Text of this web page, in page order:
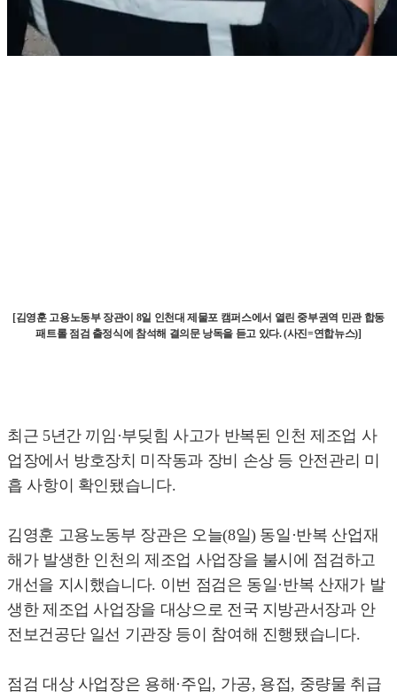
[김영훈 고용노동부 장관이 8일 인천대 제물포 캠퍼스에서 열린 중부권역 민관 합동
패트롤 점검 출정식에 참석해 결의문 낭독을 듣고 있다. (사진=연합뉴스)]
최근 5년간 끼임·부딪힘 사고가 반복된 인천 제조업 사
업장에서 방호장치 미작동과 장비 손상 등 안전관리 미
흡 사항이 확인됐습니다.
김영훈 고용노동부 장관은 오늘(8일) 동일·반복 산업재
해가 발생한 인천의 제조업 사업장을 불시에 점검하고
개선을 지시했습니다. 이번 점검은 동일·반복 산재가 발
생한 제조업 사업장을 대상으로 전국 지방관서장과 안
전보건공단 일선 기관장 등이 참여해 진행됐습니다.
점검 대상 사업장은 용해·주입, 가공, 용접, 중량물 취급